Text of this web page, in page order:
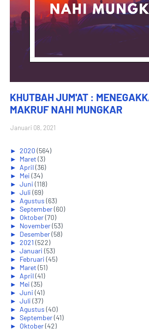
KHUTBAH JUM'AT :
MAKRUF NAHI MUNGKAR
Januari 08, 2021
► 2020 (564)
► Maret(3)
► April(36)
► Mei (34)
► Juni (118)
► Juli (69)
► Agustus (63)
► September(60)
► Oktober(70)
► November(53)
► Desember(58)
► 2021 (522)
► Januari (53)
► Februari (45)
► Maret(51)
► April(41)
► Mei (35)
► Juni (41)
► Juli (37)
► Agustus (40)
► September(41)
► Oktober(42)